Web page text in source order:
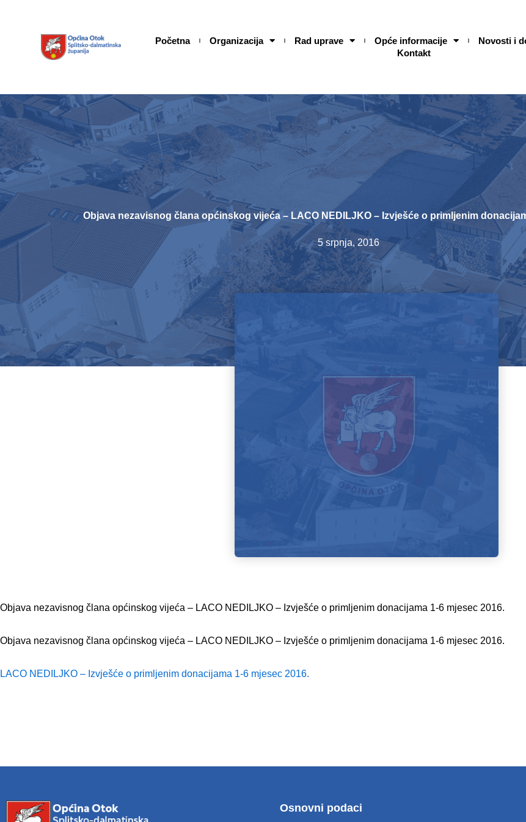
Početna Organizacija Rad uprave Opće informacije Novosti i
Kontakt
Objava nezavisnog člana općinskog vijeća – LACO NEDILJKO – Izvješće o primljenim
5 srpnja, 2016
Objava nezavisnog člana općinskog vijeća – LACO NEDILJKO – Izvješće o primljenim donacijama 1-6 mjesec 2016.
Objava nezavisnog člana općinskog vijeća – LACO NEDILJKO – Izvješće o primljenim donacijama 1-6 mjesec 2016.
LACO NEDILJKO – Izvješće o primljenim donacijama 1-6 mjesec 2016.
Osnovni podaci